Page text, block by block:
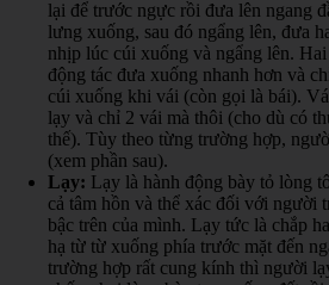
lại để trước ngực rồi đưa lên ngang
lưng xuống, sau đó ngẩng lên, đưa
nhịp lúc cúi xuống và ngẩng lên.
động tác đưa xuống nhanh hơn và
cúi xuống khi vái (còn gọi là bái).
lạy và chỉ 2 vái mà thôi (cho dù có
thế). Tùy theo từng trường hợp,
(xem phần sau).
Lạy: Lạy là hành động bày tỏ lòng
cả tâm hồn và thể xác đối với người
bậc trên của mình. Lạy tức là chắp
hạ từ từ xuống phía trước mặt đến
trường hợp rất cung kính thì người